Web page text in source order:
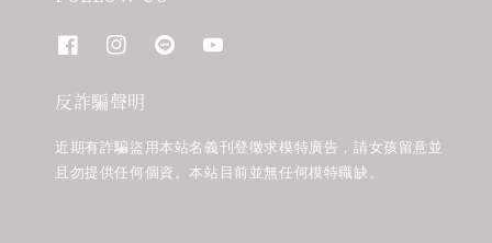
反詐騙聲明
近期有詐騙盜用本站名義刊登徵求模特廣告，請女孩留意並
且勿提供任何個資。本站目前並無任何模特職缺。